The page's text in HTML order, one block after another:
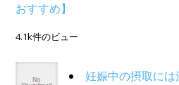
おすすめ】
4.1k件のビュー
妊娠中の摂取に